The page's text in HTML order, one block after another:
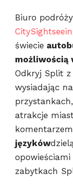
Biuro
świecie
możliwością
Odkryj Split z
wysiadając
atrakcje
języków
zabytkach